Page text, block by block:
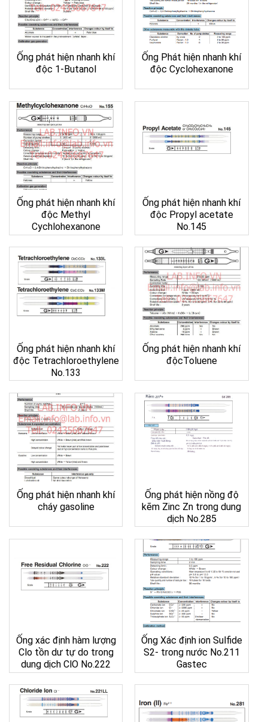
Ống phát hiện nhanh khí
độc 1-Butanol
Ống Phát hiện nhanh khí
độc Cyclohexanone
Ống phát hiện nhanh khí
độc Methyl
Cychlohexanone
Ống phát hiện nhanh khí
độc Propyl acetate
No.145
Ống phát hiện nhanh khí
độc Tetrachloroethylene
No.133
Ống phát hiện nhanh khí
độcToluene
Ống phát hiện nhanh khí
cháy gasoline
Ống phát hiện nồng độ
kẽm Zinc Zn trong dung
dịch No.285
Ống xác định hàm lượng
Clo tồn dư tự do trong
dung dịch ClO No.222
Ống Xác định ion Sulfide
S2- trong nước No.211
Gastec